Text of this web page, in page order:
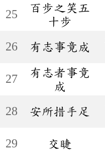
25
百步之笑五
十步
26
有志事竟成
27
有志者事竟
成
28
安所措手足
29
交睫